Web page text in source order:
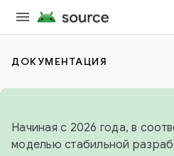
ДОКУМЕНТАЦИЯ
Начиная с 2026 года, в
моделью стабильной